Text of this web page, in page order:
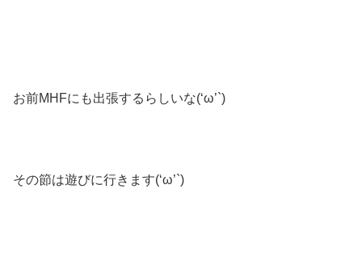
お前MHFにも出張するらしいな(‘ω’`)
その節は遊びに行きます(‘ω’`)